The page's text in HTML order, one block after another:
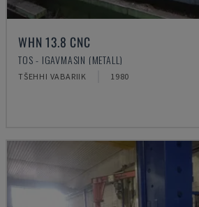
WHN 13.8 CNC
TOS - IGAVMASIN (METALL)
TŠEHHI VABARIIK 1980